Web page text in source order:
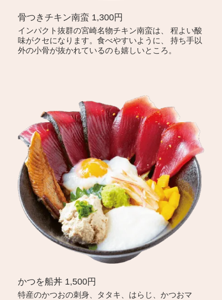
骨つきチキン南蛮 1,300円
インパクト抜群の宮崎名物チキン南蛮は、 程よい酸
味がクセになります。食べやすいように、 持ち手以
外の小骨が抜かれているのも嬉しいところ。
かつを船丼 1,500円
特産のかつおの刺身、タタキ、はらじ、かつおマ